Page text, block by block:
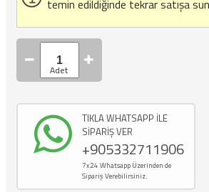
temin edildiğinde tekrar satışa
TIKLA WHATSAPP İLE
SİPARİŞ VER
+905332711906
7x24 Whatsapp Üzerinden de
Sipariş Verebilirsiniz.